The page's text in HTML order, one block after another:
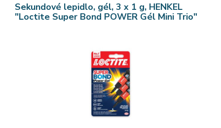
Sekundové lepidlo, gél, 3 x 1 g, HENKEL
"Loctite Super Bond POWER Gél Mini Trio"